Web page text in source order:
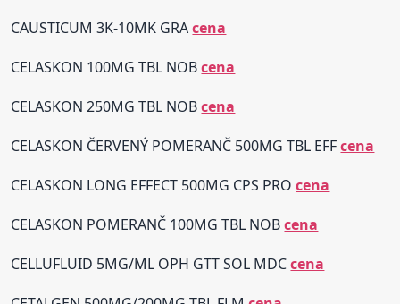
CAUSTICUM 3K-10MK GRAcena
CELASKON 100MG TBL NOBcena
CELASKON 250MG TBL NOBcena
CELASKON ČERVENÝ POMERANČ 500MG TBL EFFcena
CELASKON LONG EFFECT 500MG CPS PROcena
CELASKON POMERANČ 100MG TBL NOBcena
CELLUFLUID 5MG/ML OPH GTT SOL MDCcena